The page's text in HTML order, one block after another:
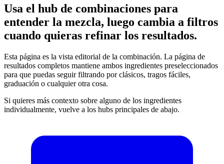
Usa el hub de combinaciones para
entender la mezcla, luego cambia a filtros
cuando quieras refinar los resultados.
Esta página es la vista editorial de la combinación. La página de
resultados completos mantiene ambos ingredientes preseleccionados
para que puedas seguir filtrando por clásicos, tragos fáciles,
graduación o cualquier otra cosa.
Si quieres más contexto sobre alguno de los ingredientes
individualmente, vuelve a los hubs principales de abajo.